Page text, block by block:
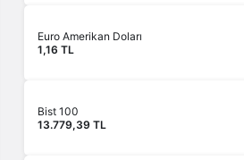
Euro Amerikan Doları
1,16 TL
Bist 100
13.779,39 TL